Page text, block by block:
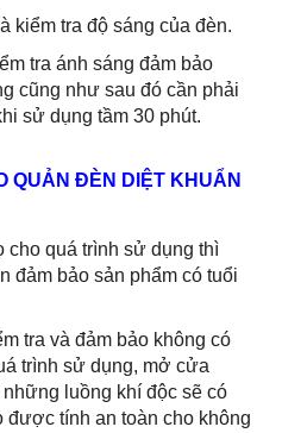
kiểm tra độ sáng của đèn.
tra ánh sáng đảm bảo
cũng như sau đó cần phải
sử dụng tầm 30 phút.
QUẢN ĐÈN DIỆT KHUẨN
cho quá trình sử dụng thì
đảm bảo sản phẩm có tuổi
tra và đảm bảo không có
trình sử dụng, mở cửa
luồng khí độc sẽ có
được tính an toàn cho không